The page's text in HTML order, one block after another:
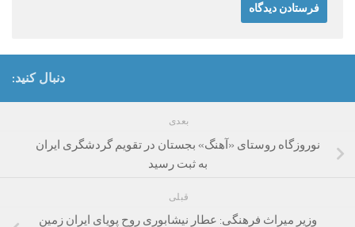
دنبال کنید:
بعدی
نوروزگاه روستای «آهنگ» بجستان در تقویم گردشگری ایران
به ثبت رسید
قبلی
وزیر میراث فرهنگی: عطار نیشابوری روح پویای ایران زمین